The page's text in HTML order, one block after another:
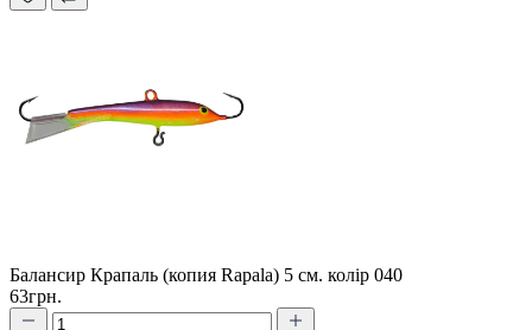
Балансир Крапаль (копия Rapala) 5 см. колір 040
63грн.